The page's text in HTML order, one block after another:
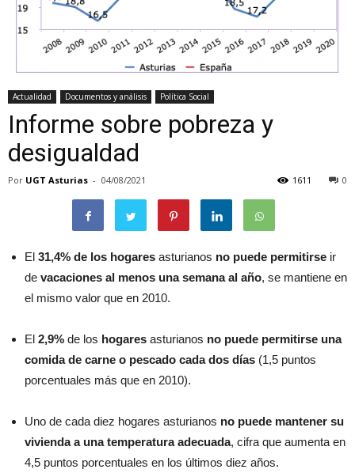
Actualidad Documentos y análisis Política Social
Informe sobre pobreza y
desigualdad
Por UGT Asturias - 04/08/2021 0
1611
El 31,4% de los hogares asturianos no puede permitirse ir
de vacaciones al menos una semana al año, se mantiene en
el mismo valor que en 2010.
El 2,9% de los hogares asturianos no puede permitirse una
comida de carne o pescado cada dos días (1,5 puntos
porcentuales más que en 2010).
Uno de cada diez hogares asturianos no puede mantener su
vivienda a una temperatura adecuada, cifra que aumenta en
4,5 puntos porcentuales en los últimos diez años.